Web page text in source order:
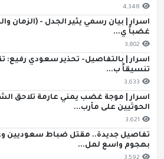
4,348
اسرار | بيان رسمي يثير الجدل - (الزمان
غضباً ي...
3,802
اسرار | بالتفاصيل- تحذير سعودي رفيع:
تنسيقاً ب...
3,633
اسرار | موجة غضب يمني عارمة تلاحق
الحوثيين على مأرب...
3,621
تفاصيل جديدة.. مقتل ضباط سعوديين
بهجوم واسع لمل...